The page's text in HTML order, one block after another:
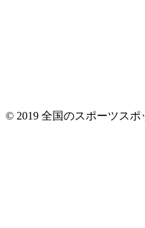
© 2019 全国のスポーツスポ